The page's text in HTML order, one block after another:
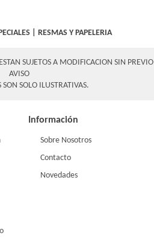
RESMAS Y PAPELERIA
SUJETOS A MODIFICACION SIN PREVIO
AVISO
SOLO ILUSTRATIVAS.
Información
Sobre Nosotros
Contacto
Novedades